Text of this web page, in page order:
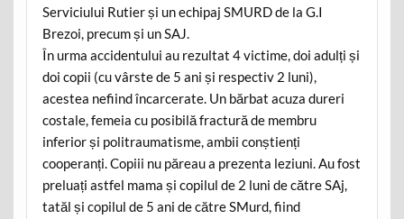
Serviciului Rutier și un echipaj SMURD de la G.I
Brezoi, precum și un SAJ.
În urma accidentului au rezultat 4 victime, doi adulți și
doi copii (cu vârste de 5 ani și respectiv 2 luni),
acestea nefiind încarcerate. Un bărbat acuza dureri
costale, femeia cu posibilă fractură de membru
inferior și politraumatisme, ambii conștienți
cooperanți. Copiii nu păreau a prezenta leziuni. Au fost
preluați astfel mama și copilul de 2 luni de către SAj,
tatăl și copilul de 5 ani de către SMurd, fiind